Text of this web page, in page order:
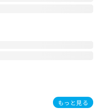
もっと見る